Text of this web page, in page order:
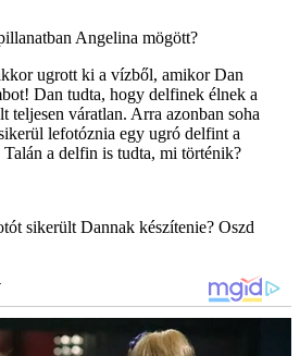
Angelina mögött?
ugrott ki a vízből, amikor Dan
Dan tudta, hogy delfinek élnek a
teljesen váratlan. Arra azonban soha
lefotóznia egy ugró delfint a
a delfin is tudta, mi történik?
sikerült Dannak készítenie? Oszd